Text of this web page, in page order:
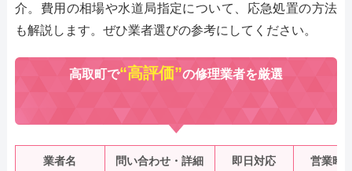
介。費用の相場や水道局指定について、応急処置の方法
も解説します。ぜひ業者選びの参考にしてください。
高取町で“高評価”の修理業者を厳選
業者名 問い合わせ・詳細 即日対応 営業時